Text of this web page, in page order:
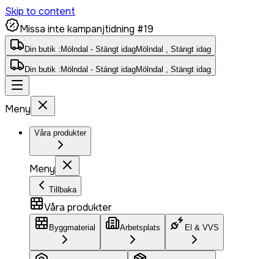
Skip to content
Missa inte kampanjtidning #19
Din butik : Mölndal - Stängt idagMölndal , Stängt idag
Din butik : Mölndal - Stängt idagMölndal , Stängt idag
Meny
Våra produkter
Meny
Tillbaka
Våra produkter
Byggmaterial Arbetsplats El & VVS